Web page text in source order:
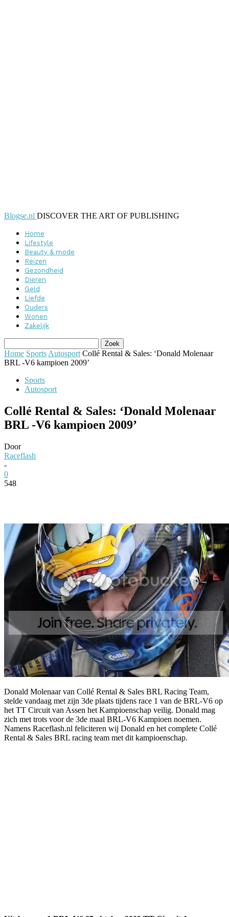
Blogse.nl DISCOVER THE ART OF PUBLISHING
Home
Lifestyle
Beauty & mode
Reizen
Gezondheid
Dieren
Geld
Liefde
Ouders
Wonen
Zakelijk
Home Sports Autosport Collé Rental & Sales: ‘Donald Molenaar
BRL -V6 kampioen 2009’
Sports
Autosport
Collé Rental & Sales: ‘Donald Molenaar
BRL -V6 kampioen 2009’
Door
Raceflash
-
0
548
Donald Molenaar van Collé Rental & Sales BRL Racing Team,
stelde vandaag met zijn 3de plaats tijdens race 1 van de BRL-V6 op
het TT Circuit van Assen het Kampioenschap veilig. Donald mag
zich met trots voor de 3de maal BRL-V6 Kampioen noemen.
Namens Raceflash.nl feliciteren wij Donald en het complete Collé
Rental & Sales BRL racing team met dit kampioenschap.